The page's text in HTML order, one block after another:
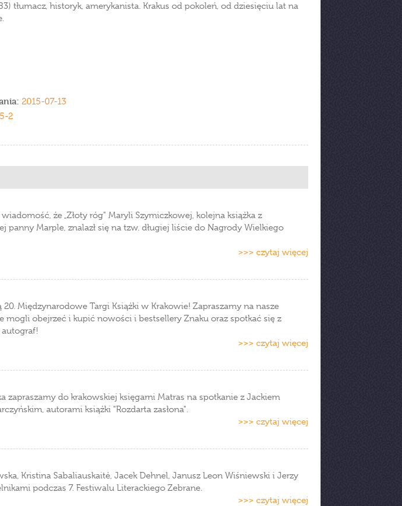
tłumacz, historyk, amerykanista. Krakus od pokoleń, od dziesięciu lat na
2015-07-13
2
że „Złoty róg" Maryli Szymiczkowej, kolejna książka z
panny Marple, znalazł się na tzw. długiej liście do Nagrody Wielkiego
>>> czytaj więcej
20. Międzynarodowe Targi Książki w Krakowie! Zapraszamy na nasze
mogli obejrzeć i kupić nowości i bestsellery Znaku oraz spotkać się z
>>> czytaj więcej
zapraszamy do krakowskiej księgarni Matras na spotkanie z Jackiem
autorami książki "Rozdarta zasłona".
>>> czytaj więcej
Kristina Sabaliauskaitė, Jacek Dehnel, Janusz Leon Wiśniewski i Jerzy
podczas 7. Festiwalu Literackiego Zebrane.
>>> czytaj więcej